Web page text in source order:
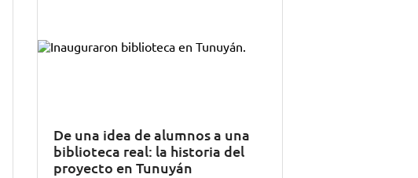
De una idea de alumnos a una
biblioteca real: la historia del
proyecto en Tunuyán